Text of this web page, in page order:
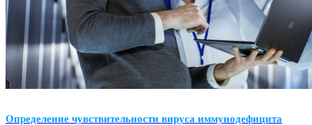
Определение чувствительности вируса иммунодефицита